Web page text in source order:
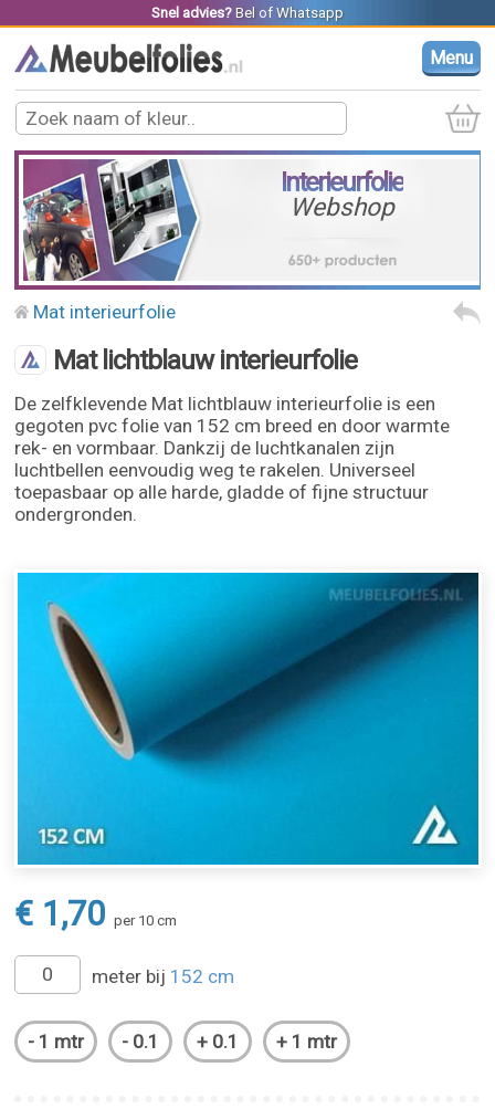
Snel advies? Belof Whatsapp
Menu
Interieurfolie
Webshop
Mat interieurfolie
Mat lichtblauw interieurfolie
De zelfklevende Mat lichtblauw interieurfolie is een
gegoten pvc folie van 152 cm breed en door warmte
rek- en vormbaar. Dankzij de luchtkanalen zijn
luchtbellen eenvoudig weg te rakelen. Universeel
toepasbaar op alle harde, gladde of fijne structuur
ondergronden.
€ 1,70 per 10 cm
meter bij 152 cm